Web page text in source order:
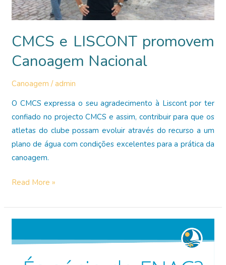
CMCS e LISCONT promovem
Canoagem Nacional
Canoagem /admin
O CMCS expressa o seu agradecimento à Liscont por ter
confiado no projecto CMCS e assim, contribuir para que os
atletas do clube possam evoluir através do recurso a um
plano de água com condições excelentes para a prática da
canoagem.
CMCS
LISCONT
Read More »